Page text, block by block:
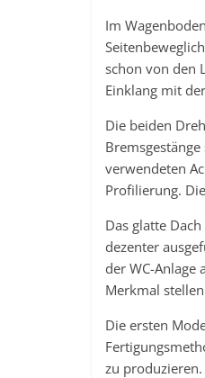
Im
schon von den
Einklang mit
Die beiden
verwendeten
Profilierung.
Das glatte
dezenter
der WC-Anlage
Merkmal
Die ersten
zu